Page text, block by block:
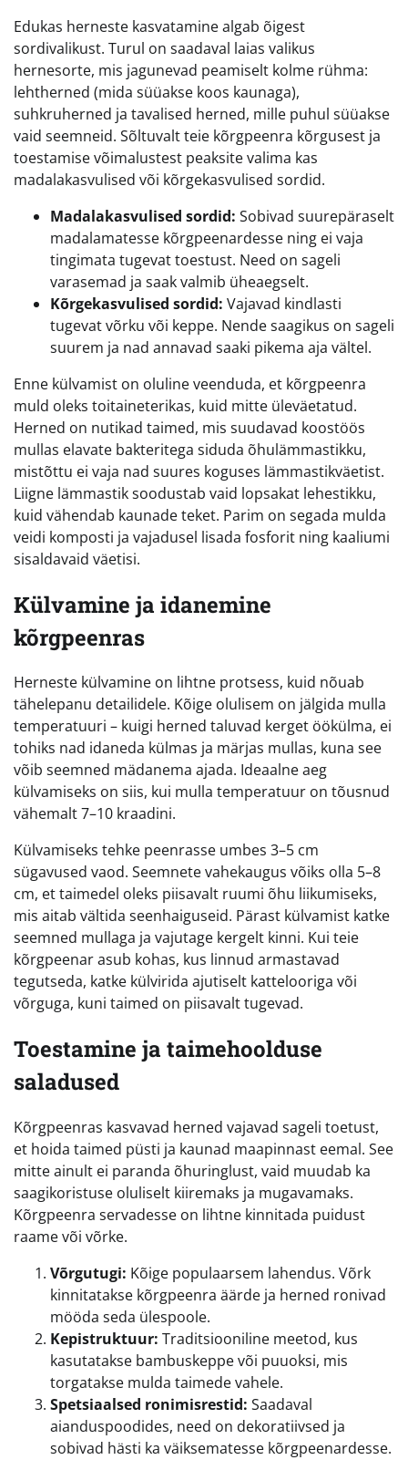
Edukas herneste kasvatamine algab õigest
sordivalikust. Turul on saadaval laias valikus
hernesorte, mis jagunevad peamiselt kolme rühma:
lehtherned (mida süüakse koos kaunaga),
suhkruherned ja tavalised herned, mille puhul süüakse
vaid seemneid. Sõltuvalt teie kõrgpeenra kõrgusest ja
toestamise võimalustest peaksite valima kas
madalakasvulised või kõrgekasvulised sordid.
Madalakasvulised sordid: Sobivad suurepäraselt
madalamatesse kõrgpeenardesse ning ei vaja
tingimata tugevat toestust. Need on sageli
varasemad ja saak valmib üheaegselt.
Kõrgekasvulised sordid: Vajavad kindlasti
tugevat võrku või keppe. Nende saagikus on sageli
suurem ja nad annavad saaki pikema aja vältel.
Enne külvamist on oluline veenduda, et kõrgpeenra
muld oleks toitaineterikas, kuid mitte üleväetatud.
Herned on nutikad taimed, mis suudavad koostöös
mullas elavate bakteritega siduda õhulämmastikku,
mistõttu ei vaja nad suures koguses lämmastikväetist.
Liigne lämmastik soodustab vaid lopsakat lehestikku,
kuid vähendab kaunade teket. Parim on segada mulda
veidi komposti ja vajadusel lisada fosforit ning kaaliumi
sisaldavaid väetisi.
Külvamine ja idanemine
kõrgpeenras
Herneste külvamine on lihtne protsess, kuid nõuab
tähelepanu detailidele. Kõige olulisem on jälgida mulla
temperatuuri – kuigi herned taluvad kerget öökülma, ei
tohiks nad idaneda külmas ja märjas mullas, kuna see
võib seemned mädanema ajada. Ideaalne aeg
külvamiseks on siis, kui mulla temperatuur on tõusnud
vähemalt 7–10 kraadini.
Külvamiseks tehke peenrasse umbes 3–5 cm
sügavused vaod. Seemnete vahekaugus võiks olla 5–8
cm, et taimedel oleks piisavalt ruumi õhu liikumiseks,
mis aitab vältida seenhaiguseid. Pärast külvamist katke
seemned mullaga ja vajutage kergelt kinni. Kui teie
kõrgpeenar asub kohas, kus linnud armastavad
tegutseda, katke külvirida ajutiselt kattelooriga või
võrguga, kuni taimed on piisavalt tugevad.
Toestamine ja taimehoolduse
saladused
Kõrgpeenras kasvavad herned vajavad sageli toetust,
et hoida taimed püsti ja kaunad maapinnast eemal. See
mitte ainult ei paranda õhuringlust, vaid muudab ka
saagikoristuse oluliselt kiiremaks ja mugavamaks.
Kõrgpeenra servadesse on lihtne kinnitada puidust
raame või võrke.
Võrgutugi: Kõige populaarsem lahendus. Võrk
kinnitatakse kõrgpeenra äärde ja herned ronivad
mööda seda ülespoole.
Kepistruktuur: Traditsiooniline meetod, kus
kasutatakse bambuskeppe või puuoksi, mis
torgatakse mulda taimede vahele.
Spetsiaalsed ronimisrestid: Saadaval
aianduspoodides, need on dekoratiivsed ja
sobivad hästi ka väiksematesse kõrgpeenardesse.